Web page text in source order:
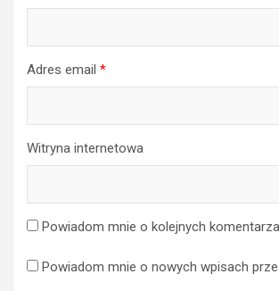
Adres email *
Witryna internetowa
Powiadom mnie o kolejnych
Powiadom mnie o nowych wpisach